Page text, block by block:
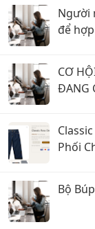
Người
để
CƠ
ĐANG
Phối
Bộ